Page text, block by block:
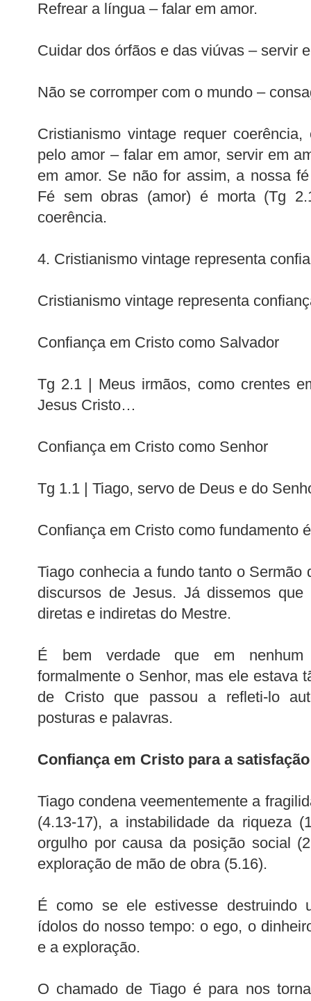
Refrear a língua – falar em amor.
Cuidar dos órfãos e das viúvas – servir
Não se corromper com o mundo –
Cristianismo vintage requer
pelo amor – falar em amor, servir em
em amor. Se não for assim, a nossa
Fé sem obras (amor) é morta (Tg
coerência.
4. Cristianismo vintage representa
Cristianismo vintage representa
Confiança em Cristo como Salvador
Tg 2.1 | Meus irmãos, como crentes
Jesus Cristo…
Confiança em Cristo como Senhor
Tg 1.1 | Tiago, servo de Deus e do
Confiança em Cristo como fundamento
Tiago conhecia a fundo tanto o Sermão
discursos de Jesus. Já dissemos
diretas e indiretas do Mestre.
É bem verdade que em nenhum
formalmente o Senhor, mas ele estava
de Cristo que passou a refleti-lo
posturas e palavras.
Confiança em Cristo para a
Tiago condena veementemente a
(4.13-17), a instabilidade da riqueza
orgulho por causa da posição social
exploração de mão de obra (5.16).
É como se ele estivesse destruindo
ídolos do nosso tempo: o ego, o
e a exploração.
O chamado de Tiago é para nos